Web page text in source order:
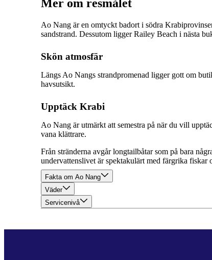
Mer om resmålet
Ao Nang är en omtyckt badort i södra
sandstrand. Dessutom ligger Railey Beach i nästa
Skön atmosfär
Längs Ao Nangs strandpromenad ligger gott om
havsutsikt.
Upptäck Krabi
Ao Nang är utmärkt att semestra på när du vill
vana klättrare.
Från stränderna avgår longtailbåtar som på bara
undervattenslivet är spektakulärt med färgrika fiskar
Fakta om Ao Nang
Väder
Servicenivå